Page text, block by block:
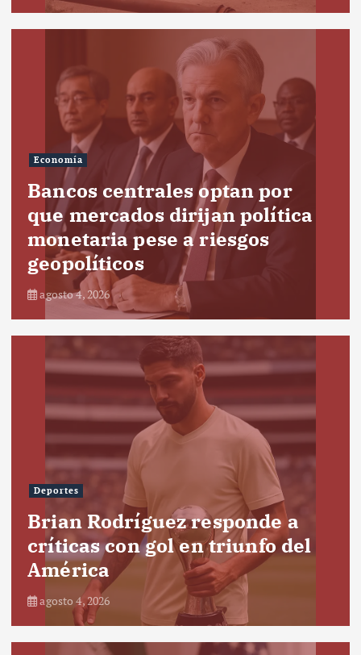
Economía
Bancos centrales optan por
que mercados dirijan política
monetaria pese a riesgos
geopolíticos
agosto 4, 2026
Deportes
Brian Rodríguez responde a
críticas con gol en triunfo del
América
agosto 4, 2026